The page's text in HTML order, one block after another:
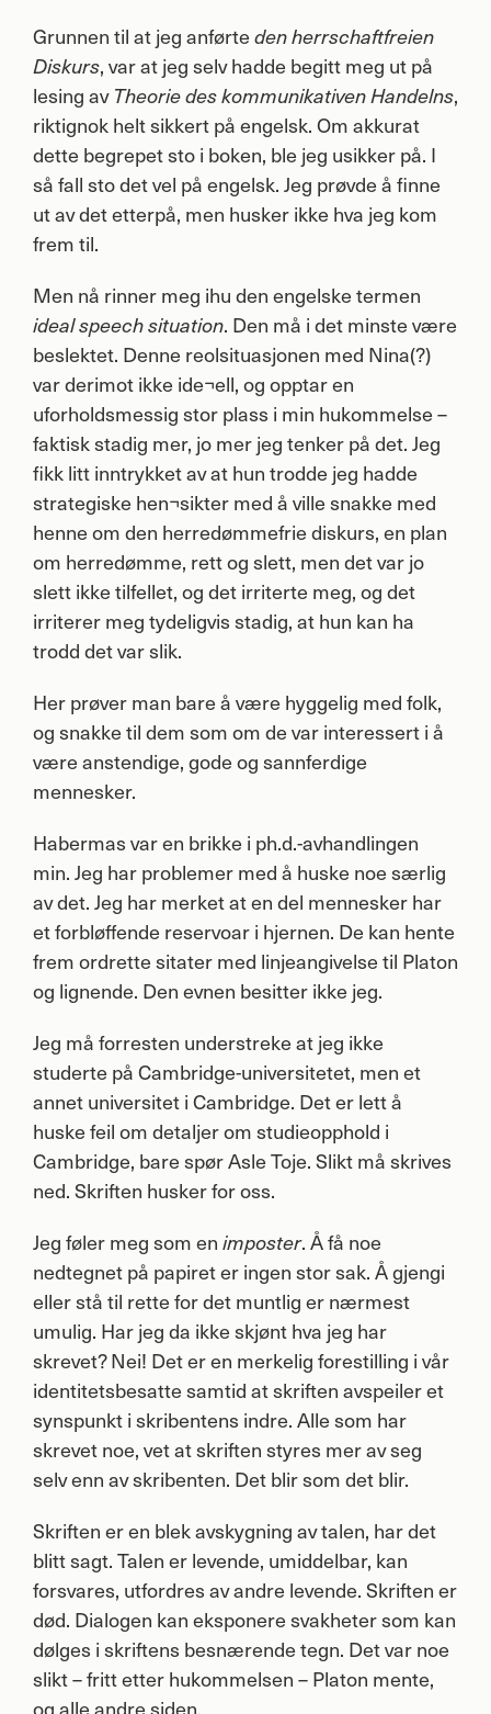
Grunnen til at jeg anførte den herrschaftfreien
Diskurs, var at jeg selv hadde begitt meg ut på
lesing av Theorie des kommunikativen Handelns,
riktignok helt sikkert på engelsk. Om akkurat
dette begrepet sto i boken, ble jeg usikker på. I
så fall sto det vel på engelsk. Jeg prøvde å finne
ut av det etterpå, men husker ikke hva jeg kom
frem til.
Men nå rinner meg ihu den engelske termen
ideal speech situation. Den må i det minste være
beslektet. Denne reolsituasjonen med Nina(?)
var derimot ikke ide¬ell, og opptar en
uforholdsmessig stor plass i min hukommelse –
faktisk stadig mer, jo mer jeg tenker på det. Jeg
fikk litt inntrykket av at hun trodde jeg hadde
strategiske hen¬sikter med å ville snakke med
henne om den herredømmefrie diskurs, en plan
om herredømme, rett og slett, men det var jo
slett ikke tilfellet, og det irriterte meg, og det
irriterer meg tydeligvis stadig, at hun kan ha
trodd det var slik.
Her prøver man bare å være hyggelig med folk,
og snakke til dem som om de var interessert i å
være anstendige, gode og sannferdige
mennesker.
Habermas var en brikke i ph.d.-avhandlingen
min. Jeg har problemer med å huske noe særlig
av det. Jeg har merket at en del mennesker har
et forbløffende reservoar i hjernen. De kan hente
frem ordrette sitater med linjeangivelse til Platon
og lignende. Den evnen besitter ikke jeg.
Jeg må forresten understreke at jeg ikke
studerte på Cambridge-universitetet, men et
annet universitet i Cambridge. Det er lett å
huske feil om detaljer om studieopphold i
Cambridge, bare spør Asle Toje. Slikt må skrives
ned. Skriften husker for oss.
Jeg føler meg som en imposter. Å få noe
nedtegnet på papiret er ingen stor sak. Å gjengi
eller stå til rette for det muntlig er nærmest
umulig. Har jeg da ikke skjønt hva jeg har
skrevet? Nei! Det er en merkelig forestilling i vår
identitetsbesatte samtid at skriften avspeiler et
synspunkt i skribentens indre. Alle som har
skrevet noe, vet at skriften styres mer av seg
selv enn av skribenten. Det blir som det blir.
Skriften er en blek avskygning av talen, har det
blitt sagt. Talen er levende, umiddelbar, kan
forsvares, utfordres av andre levende. Skriften er
død. Dialogen kan eksponere svakheter som kan
dølges i skriftens besnærende tegn. Det var noe
slikt – fritt etter hukommelsen – Platon mente,
og alle andre siden.